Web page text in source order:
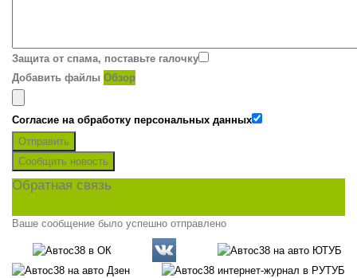
Защита от спама, поставьте галочку
Добавить файлы Обзор
Согласие на обработку персональных данных
Отправить
Сообщить новость
Обратная связь
Ваше сообщение было успешно отправлено